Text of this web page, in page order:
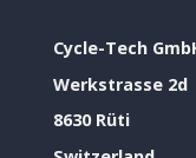
Cycle-Tech
Werkstrasse 2d
8630 Rüti